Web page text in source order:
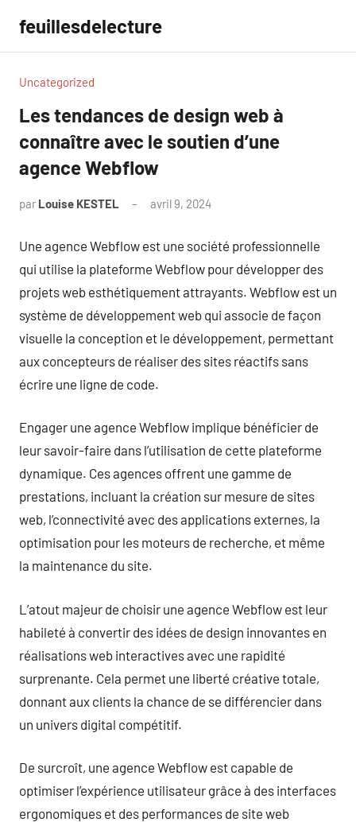
contenu
feuillesdelecture
Uncategorized
Les tendances de design web à
connaître avec le soutien d’une
agence Webflow
par Louise KESTEL avril 9, 2024
Une agence Webflow est une société professionnelle
qui utilise la plateforme Webflow pour développer des
projets web esthétiquement attrayants. Webflow est un
système de développement web qui associe de façon
visuelle la conception et le développement, permettant
aux concepteurs de réaliser des sites réactifs sans
écrire une ligne de code.
Engager une agence Webflow implique bénéficier de
leur savoir-faire dans l’utilisation de cette plateforme
dynamique. Ces agences offrent une gamme de
prestations, incluant la création sur mesure de sites
web, l’connectivité avec des applications externes, la
optimisation pour les moteurs de recherche, et même
la maintenance du site.
L’atout majeur de choisir une agence Webflow est leur
habileté à convertir des idées de design innovantes en
réalisations web interactives avec une rapidité
surprenante. Cela permet une liberté créative totale,
donnant aux clients la chance de se différencier dans
un univers digital compétitif.
De surcroît, une agence Webflow est capable de
optimiser l’expérience utilisateur grâce à des interfaces
ergonomiques et des performances de site web